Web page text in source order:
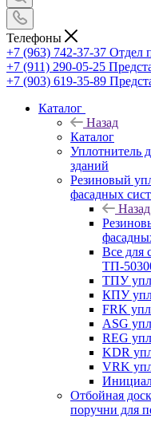
Телефоны
+7 (963) 742-37-37 Отдел
+7 (911) 290-05-25
+7 (903) 619-35-89
Каталог
Назад
Каталог
Уплотнитель
зданий
Резиновый
фасадных
Назад
Все для
ТП-
ТПУ
КПУ
FRK
ASG
REG
KDR
VRK
Отбойная
поручни для